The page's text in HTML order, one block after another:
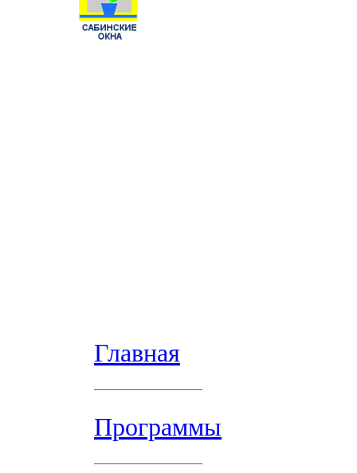
Главная
Программы